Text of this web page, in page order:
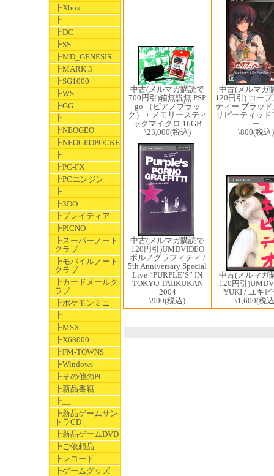
┣Xbox
┣
┣DC
┣SS
┣MD_GENESIS
┣MARK 3
┣SG1000
┣WS
┣GG
┣
┣NEOGEO
┣NEOGEOPOCKET
┣
┣PC-FX
┣PCエンジン
┣
┣3DO
┣プレイディア
┣PICNO
┣スーパーノート
クラブ
┣モバイルノート
クラブ
┣カードメールク
ラブ
┣ポケモンミニ
┣
┣MSX
┣X68000
┣FM-TOWNS
┣Windows
┣その他のPC
┣新品書籍
┣__
┣新品ゲームサン
トラCD
┣新品ゲームDVD
┣ご依頼品
┣レコード
┣ゲームグッズ
中古(メルマガ購読で
700円引)箱無説無 PSP
go （ピアノブラッ
ク） + メモリースティ
ックマイクロ 16GB
\23,000(税込)
中古(メルマガ
120円引) コー
ティー ブラッ
リピーティッド
ー
\800(税込)
中古(メルマガ購読で
120円引)UMDVIDEO
ポルノグラフィティ /
5th Anniversary Special
Live “PURPLE’S” IN
TOKYO TAIIKUKAN
2004
\900(税込)
中古(メルマガ
120円引
YUKI / ユキビ
\1,600(税